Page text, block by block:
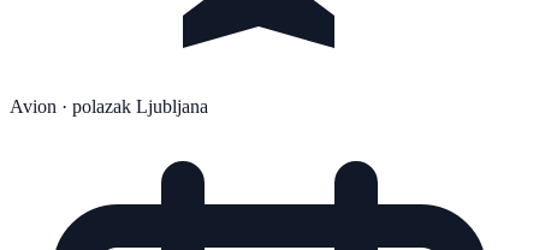
Avion · polazak Ljubljana